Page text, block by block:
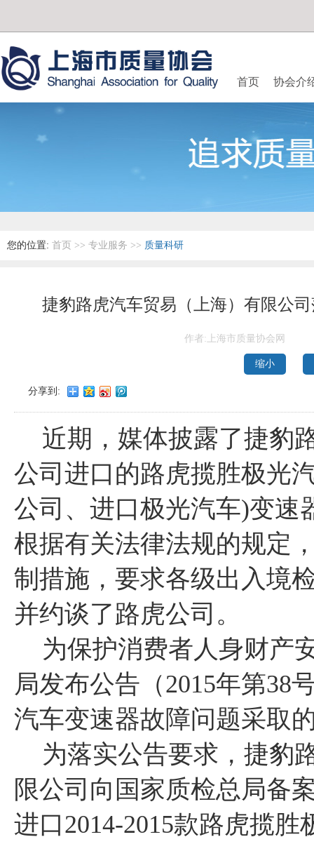
首页 协会介
您的位置: 首页 >> 专业服务 >> 质量科研
捷豹路虎汽车贸易（上海）有限公
作者:上海市质量协会网
缩小
分享到:
近期，媒体披露了捷豹
公司进口的路虎揽胜极光
公司、进口极光汽车)变速
根据有关法律法规的规定
制措施，要求各级出入境
并约谈了路虎公司。
为保护消费者人身财产
局发布公告（2015年第38
汽车变速器故障问题采取
为落实公告要求，捷豹
限公司向国家质检总局备
进口2014-2015款路虎揽胜